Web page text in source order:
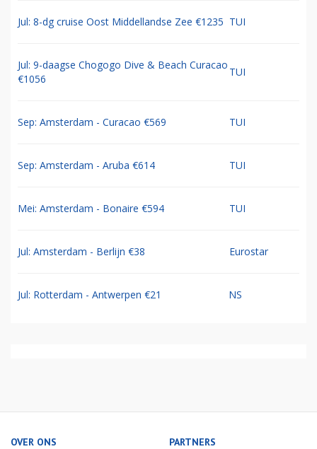
Jul: 8-dg cruise Oost Middellandse Zee €1235 TUI
Jul: 9-daagse Chogogo Dive & Beach Curacao
€1056
TUI
Sep: Amsterdam - Curacao €569 TUI
Sep: Amsterdam - Aruba €614 TUI
Mei: Amsterdam - Bonaire €594 TUI
Jul: Amsterdam - Berlijn €38 Eurostar
Jul: Rotterdam - Antwerpen €21 NS
OVER ONS PARTNERS